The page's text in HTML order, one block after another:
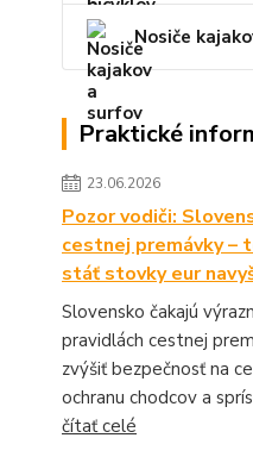
Nosiče
Praktické
23.06.2026
Pozor vodiči:
cestnej premávky –
stáť stovky eur
Slovensko čakajú
pravidlách cestnej
zvýšiť bezpečnosť na
ochranu chodcov a
čítať celé